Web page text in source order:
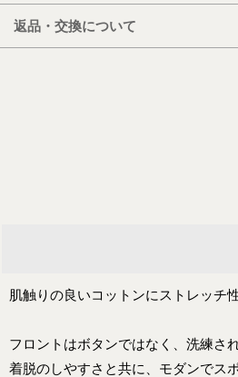
返品・交換について
肌触りの良いコットンにストレッチ
フロントはボタンではなく、洗練さ
着脱のしやすさと共に、モダンでス